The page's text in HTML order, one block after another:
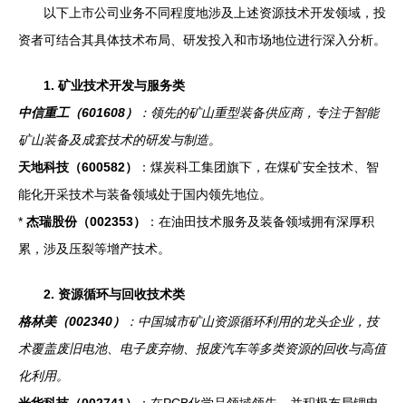
以下上市公司业务不同程度地涉及上述资源技术开发领域，投
资者可结合其具体技术布局、研发投入和市场地位进行深入分析。
1. 矿业技术开发与服务类
中信重工（601608）
：领先的矿山重型装备供应商，专注于智能
矿山装备及成套技术的研发与制造。
天地科技（600582）
：煤炭科工集团旗下，在煤矿安全技术、智
能化开采技术与装备领域处于国内领先地位。
* 杰瑞股份（002353）
：在油田技术服务及装备领域拥有深厚积
累，涉及压裂等增产技术。
2. 资源循环与回收技术类
格林美（002340）
：中国城市矿山资源循环利用的龙头企业，技
术覆盖废旧电池、电子废弃物、报废汽车等多类资源的回收与高值
化利用。